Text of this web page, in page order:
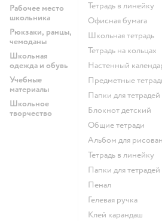
Рабочее место
школьника
Рюкзаки, ранцы,
чемоданы
Школьная
одежда и обувь
Учебные
материалы
Школьное
творчество
Тетрадь в линейку
Офисная бумага
Школьная тетрадь
Тетрадь на кольцах
Настенный
Предметные
Папки для тетрадей
Блокнот детский
Общие тетради
Альбом для
Тетрадь в линейку
Папки для тетрадей
Пенал
Гелевая ручка
Клей карандаш